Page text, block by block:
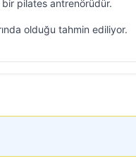
bir pilates antrenörüdür.
olduğu tahmin ediliyor.